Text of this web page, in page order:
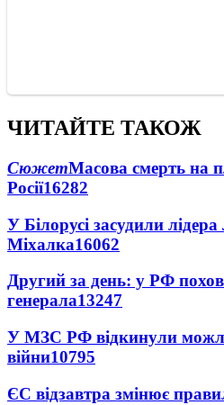
ЧИТАЙТЕ ТАКОЖ
СюжетМасова смерть на
Росії16282
У Білорусі засудили
Міхалка16062
Другий за день: у РФ
генерала13247
У МЗС РФ відкинули
війни10795
ЄС відзавтра змінює